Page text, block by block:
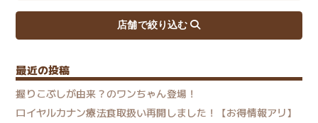
最近の投稿
握りこぶしが由来？のワンちゃん登場！
ロイヤルカナン療法食取扱い再開しました！【お得情報アリ】